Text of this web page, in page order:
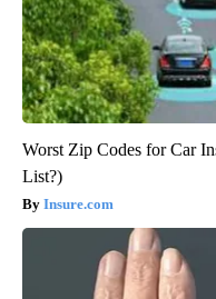
Worst Zip Codes for Car
List?)
Insure.com